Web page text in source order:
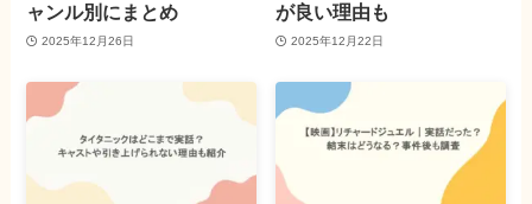
ャンル別にまとめ
2025年12月26日
が良い理由も
2025年12月22日